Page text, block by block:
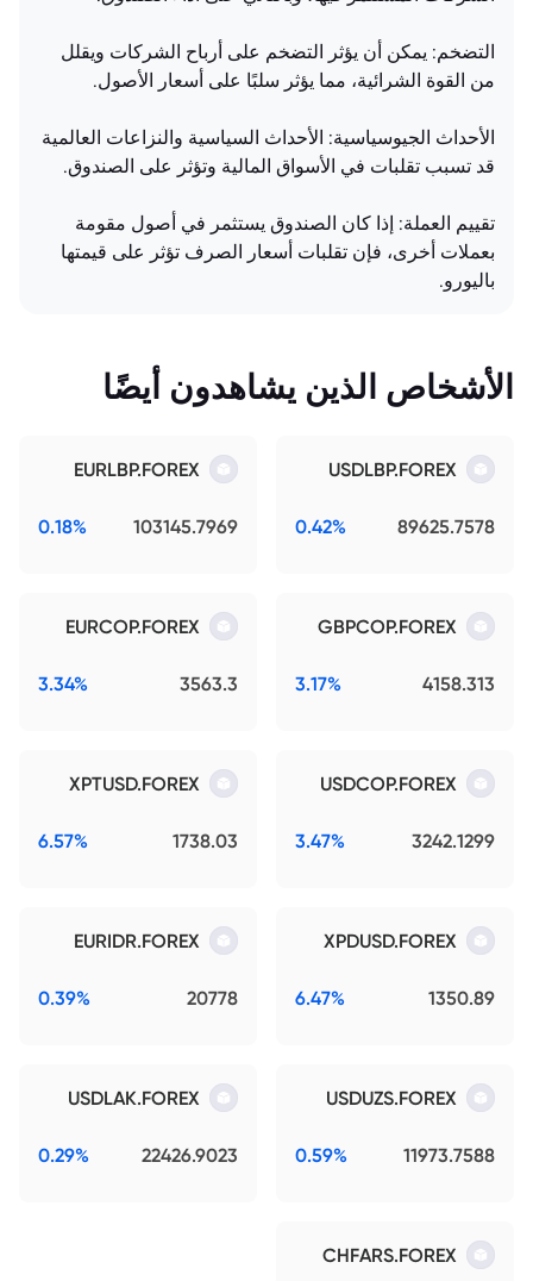
التضخم: يمكن أن يؤثر التضخم على أرباح الشركات ويقلل
من القوة الشرائية، مما يؤثر سلبًا على أسعار الأصول.
الأحداث الجيوسياسية: الأحداث السياسية والنزاعات العالمية
قد تسبب تقلبات في الأسواق المالية وتؤثر على الصندوق.
تقييم العملة: إذا كان الصندوق يستثمر في أصول مقومة
بعملات أخرى، فإن تقلبات أسعار الصرف تؤثر على قيمتها
باليورو.
الأشخاص الذين يشاهدون أيضًا
USDLBP.FOREX
89625.7578
0.42%
EURLBP.FOREX
103145.7969
0.18%
GBPCOP.FOREX
4158.313
3.17%
EURCOP.FOREX
3563.3
3.34%
USDCOP.FOREX
3242.1299
3.47%
XPTUSD.FOREX
1738.03
6.57%
XPDUSD.FOREX
1350.89
6.47%
EURIDR.FOREX
20778
0.39%
USDUZS.FOREX
11973.7588
0.59%
USDLAK.FOREX
22426.9023
0.29%
CHFARS.FOREX